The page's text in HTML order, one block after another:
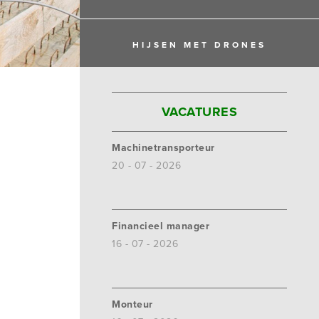
HIJSEN MET DRONES
VACATURES
Machinetransporteur
20 - 07 - 2026
Financieel manager
16 - 07 - 2026
Monteur